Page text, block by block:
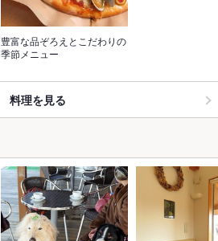
豊富な品ぞろえとこだわりの
季節メニュー
料理を見る